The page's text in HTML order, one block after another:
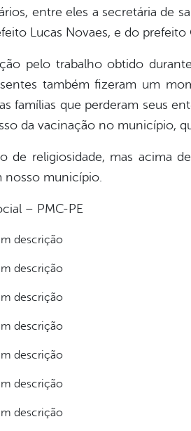
entre eles a secretária de
Lucas Novaes, e do prefeito
pelo trabalho obtido
também fizeram um
famílias que perderam seus
da vacinação no município,
de religiosidade, mas acima
nosso município.
– PMC-PE